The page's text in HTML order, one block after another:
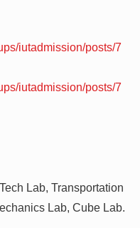
iutadmission/posts/7
iutadmission/posts/7
Tech Lab, Transportation
Lab, Cube Lab.